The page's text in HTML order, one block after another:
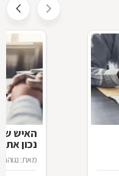
האיש
נכון את
מאת: נגוהה